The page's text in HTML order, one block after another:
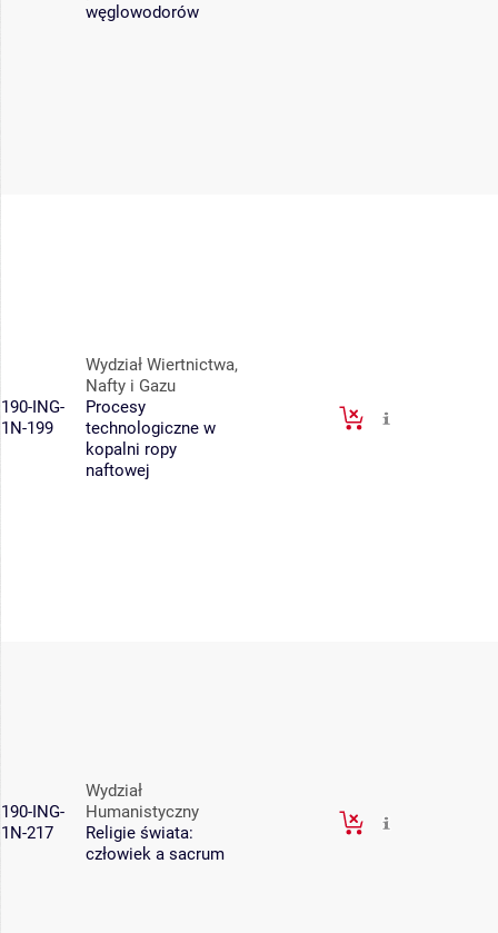
węglowodorów
190-ING-
1N-199
Wydział Wiertnictwa,
Nafty i Gazu
Procesy
technologiczne w
kopalni ropy
naftowej
190-ING-
1N-217
Wydział
Humanistyczny
Religie świata:
człowiek a sacrum